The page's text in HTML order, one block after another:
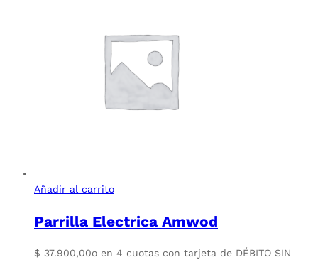
Añadir al carrito
Parrilla Electrica Amwod
$ 37.900,00o en 4 cuotas con tarjeta de DÉBITO SIN